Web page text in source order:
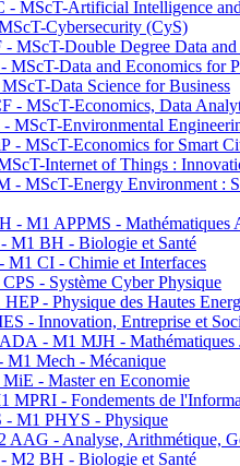
MScT-Artificial Intelligence
Cybersecurity (CyS)
MScT-Double Degree Data
MScT-Data and Economics for
Data Science for Business
- MScT-Economics, Data
MScT-Environmental
- MScT-Economics for Smart
Internet of Things :
- MScT-Energy Environment :
- M1 APPMS - Mathématiques
M1 BH - Biologie et Santé
CI - Chimie et Interfaces
- Système Cyber Physique
- Physique des Hautes
- Innovation, Entreprise et
- M1 MJH - Mathématiques
Mech - Mécanique
- Master en Economie
MPRI - Fondements de
M1 PHYS - Physique
- Analyse, Arithmétique,
M2 BH - Biologie et Santé